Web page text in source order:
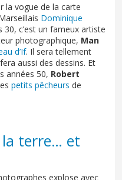
la vogue de la carte
Dominique
30, c’est un fameux artiste
photographique, Man
d’If. Il sera tellement
aussi des dessins. Et
années 50, Robert
petits pêcheurs de
terre… et
explose avec